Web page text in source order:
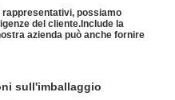
rappresentativi, possiamo
del cliente. Include la
azienda può anche fornire
sull'imballaggio